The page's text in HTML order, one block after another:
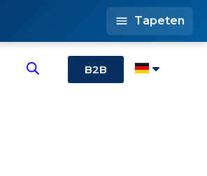
B2B
Tapeten